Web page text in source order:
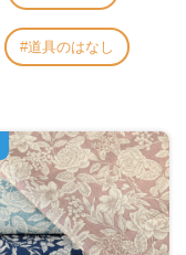
道具のはなし